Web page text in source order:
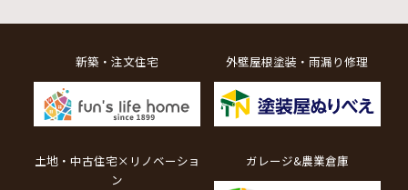
新築・注文住宅 外壁屋根塗装・雨漏り修理
土地・中古住宅×リノベーショ
ン
ガレージ&農業倉庫